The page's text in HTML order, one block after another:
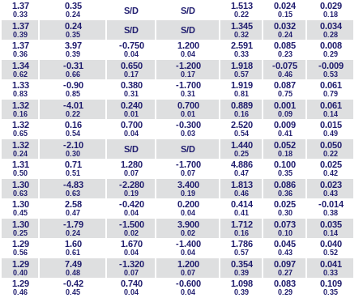
1.37
0.33
0.35
0.24 S/D S/D 1.513
0.22
0.024
0.15
0.029
0.18
1.37
0.39
0.24
0.35 S/D S/D 1.345
0.32
0.032
0.24
0.034
0.28
1.37
0.36
3.97
0.39
-0.750
0.04
1.200
0.04
2.591
0.33
0.085
0.23
0.008
0.29
1.34
0.62
-0.31
0.66
0.650
0.17
-1.200
0.17
1.918
0.57
-0.075
0.46
-0.009
0.53
1.33
0.83
-0.90
0.85
0.380
0.31
-1.700
0.31
1.919
0.81
0.087
0.75
0.061
0.79
1.32
0.16
-4.01
0.22
0.240
0.01
0.700
0.01
0.889
0.16
0.001
0.09
0.061
0.14
1.32
0.65
0.16
0.54
0.700
0.04
-0.300
0.03
2.520
0.54
0.009
0.41
0.015
0.49
1.32
0.24
-2.10
0.30 S/D S/D 1.440
0.25
0.052
0.18
0.050
0.22
1.31
0.50
0.71
0.51
1.280
0.07
-1.700
0.07
4.886
0.47
0.100
0.35
0.025
0.42
1.30
0.63
-4.83
0.63
-2.280
0.19
3.400
0.19
1.813
0.46
0.086
0.36
0.023
0.43
1.30
0.45
2.58
0.47
-0.420
0.04
0.200
0.04
0.414
0.41
0.025
0.30
-0.014
0.38
1.30
0.25
-1.79
0.24
-1.500
0.02
3.900
0.02
1.712
0.16
0.073
0.10
0.035
0.14
1.29
0.56
1.60
0.61
1.670
0.04
-1.400
0.04
1.786
0.57
0.045
0.43
0.040
0.52
1.29
0.40
7.49
0.48
-1.320
0.07
1.200
0.07
0.354
0.39
0.097
0.27
0.041
0.33
1.29
0.46
-0.42
0.45
0.740
0.04
-0.600
0.04
1.098
0.39
0.083
0.29
0.109
0.35